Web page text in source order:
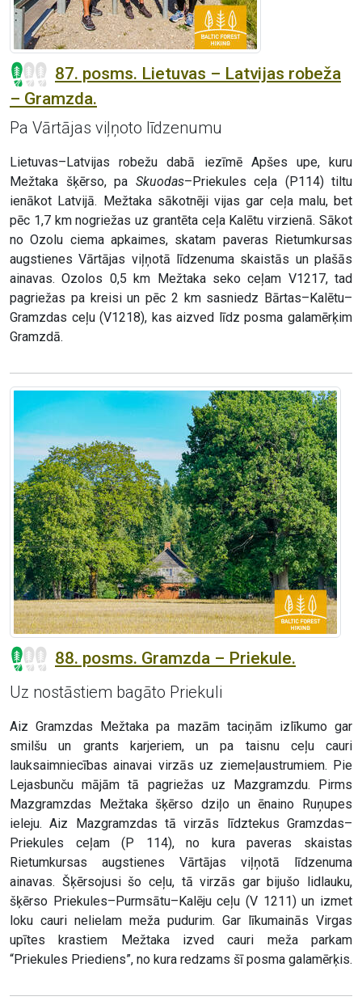
87. posms. Lietuvas – Latvijas robeža
– Gramzda.
Pa Vārtājas viļņoto līdzenumu
Lietuvas–Latvijas robežu dabā iezīmē Apšes upe, kuru
Mežtaka šķērso, pa Skuodas–Priekules ceļa (P114) tiltu
ienākot Latvijā. Mežtaka sākotnēji vijas gar ceļa malu, bet
pēc 1,7 km nogriežas uz grantēta ceļa Kalētu virzienā. Sākot
no Ozolu ciema apkaimes, skatam paveras Rietumkursas
augstienes Vārtājas viļņotā līdzenuma skaistās un plašās
ainavas. Ozolos 0,5 km Mežtaka seko ceļam V1217, tad
pagriežas pa kreisi un pēc 2 km sasniedz Bārtas–Kalētu–
Gramzdas ceļu (V1218), kas aizved līdz posma galamērķim
Gramzdā.
88. posms. Gramzda – Priekule.
Uz nostāstiem bagāto Priekuli
Aiz Gramzdas Mežtaka pa mazām taciņām izlīkumo gar
smilšu un grants karjeriem, un pa taisnu ceļu cauri
lauksaimniecības ainavai virzās uz ziemeļaustrumiem. Pie
Lejasbunču mājām tā pagriežas uz Mazgramzdu. Pirms
Mazgramzdas Mežtaka šķērso dziļo un ēnaino Ruņupes
ieleju. Aiz Mazgramzdas tā virzās līdztekus Gramzdas–
Priekules ceļam (P 114), no kura paveras skaistas
Rietumkursas augstienes Vārtājas viļņotā līdzenuma
ainavas. Šķērsojusi šo ceļu, tā virzās gar bijušo lidlauku,
šķērso Priekules–Purmsātu–Kalēju ceļu (V 1211) un izmet
loku cauri nelielam meža pudurim. Gar līkumainās Virgas
upītes krastiem Mežtaka izved cauri meža parkam
“Priekules Priediens”, no kura redzams šī posma galamērķis.